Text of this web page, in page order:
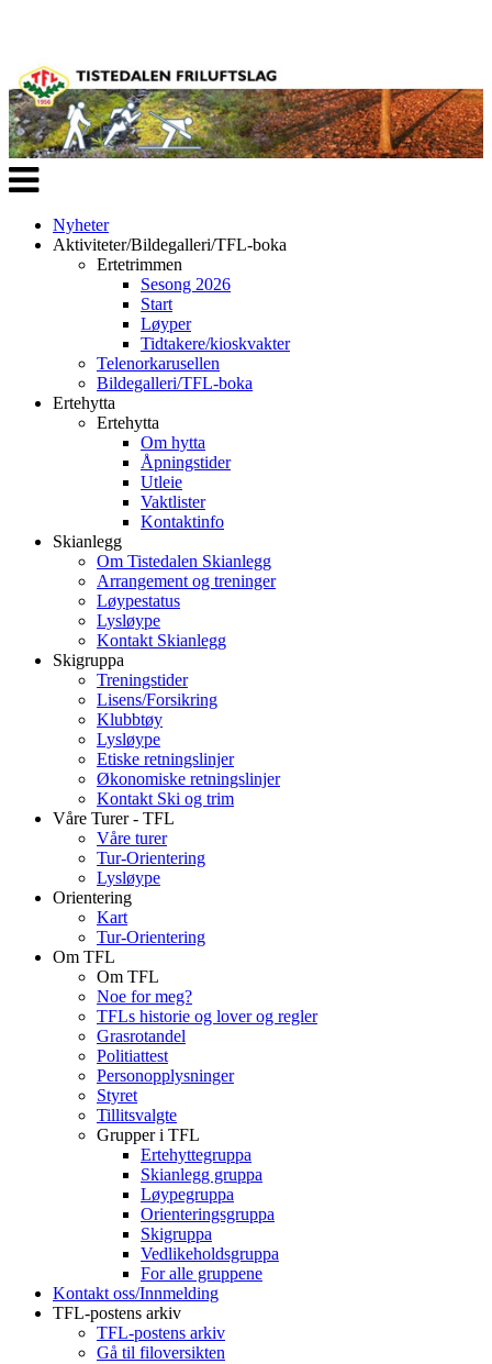
Veksle
navigasjon
Nyheter
Aktiviteter/Bildegalleri/TFL-boka
Ertetrimmen
Sesong 2026
Start
Løyper
Tidtakere/kioskvakter
Telenorkarusellen
Bildegalleri/TFL-boka
Ertehytta
Ertehytta
Om hytta
Åpningstider
Utleie
Vaktlister
Kontaktinfo
Skianlegg
Om Tistedalen Skianlegg
Arrangement og treninger
Løypestatus
Lysløype
Kontakt Skianlegg
Skigruppa
Treningstider
Lisens/Forsikring
Klubbtøy
Lysløype
Etiske retningslinjer
Økonomiske retningslinjer
Kontakt Ski og trim
Våre Turer - TFL
Våre turer
Tur-Orientering
Lysløype
Orientering
Kart
Tur-Orientering
Om TFL
Om TFL
Noe for meg?
TFLs historie og lover og regler
Grasrotandel
Politiattest
Personopplysninger
Styret
Tillitsvalgte
Grupper i TFL
Ertehyttegruppa
Skianlegg gruppa
Løypegruppa
Orienteringsgruppa
Skigruppa
Vedlikeholdsgruppa
For alle gruppene
Kontakt oss/Innmelding
TFL-postens arkiv
TFL-postens arkiv
Gå til filoversikten